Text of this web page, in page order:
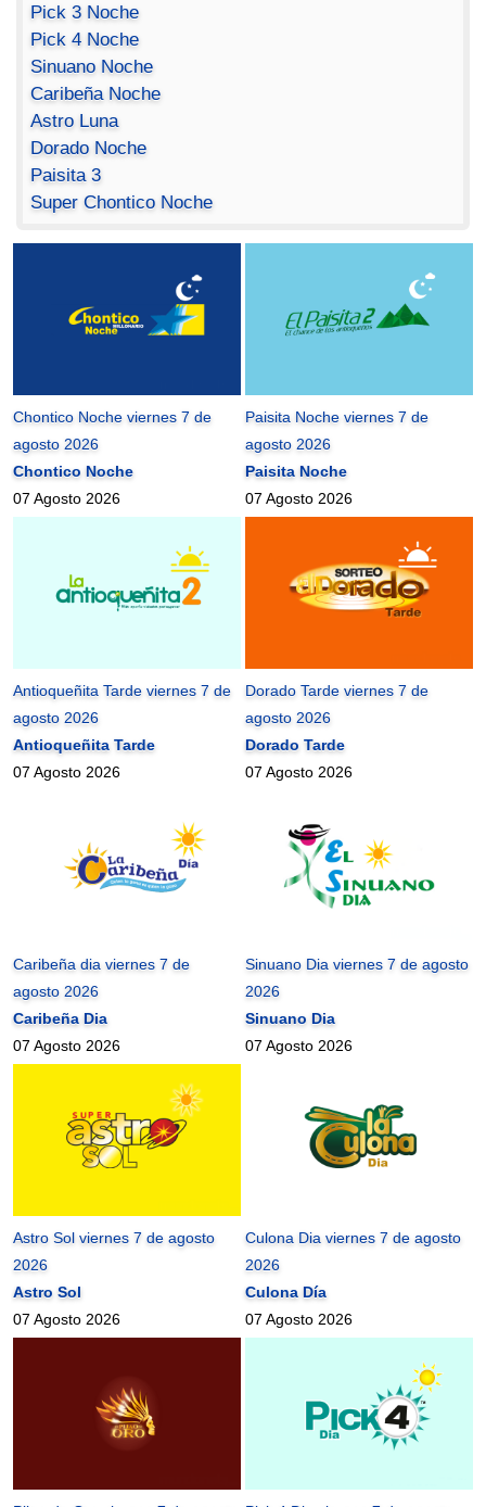
Pick 3 Noche
Pick 4 Noche
Sinuano Noche
Caribeña Noche
Astro Luna
Dorado Noche
Paisita 3
Super Chontico Noche
Chontico Noche viernes 7 de
agosto 2026
Chontico Noche
07 Agosto 2026
Paisita Noche viernes 7 de
agosto 2026
Paisita Noche
07 Agosto 2026
Antioqueñita Tarde viernes 7 de
agosto 2026
Antioqueñita Tarde
07 Agosto 2026
Dorado Tarde viernes 7 de
agosto 2026
Dorado Tarde
07 Agosto 2026
Caribeña dia viernes 7 de
agosto 2026
Caribeña Dia
07 Agosto 2026
Sinuano Dia viernes 7 de agosto
2026
Sinuano Dia
07 Agosto 2026
Astro Sol viernes 7 de agosto
2026
Astro Sol
07 Agosto 2026
Culona Dia viernes 7 de agosto
2026
Culona Día
07 Agosto 2026